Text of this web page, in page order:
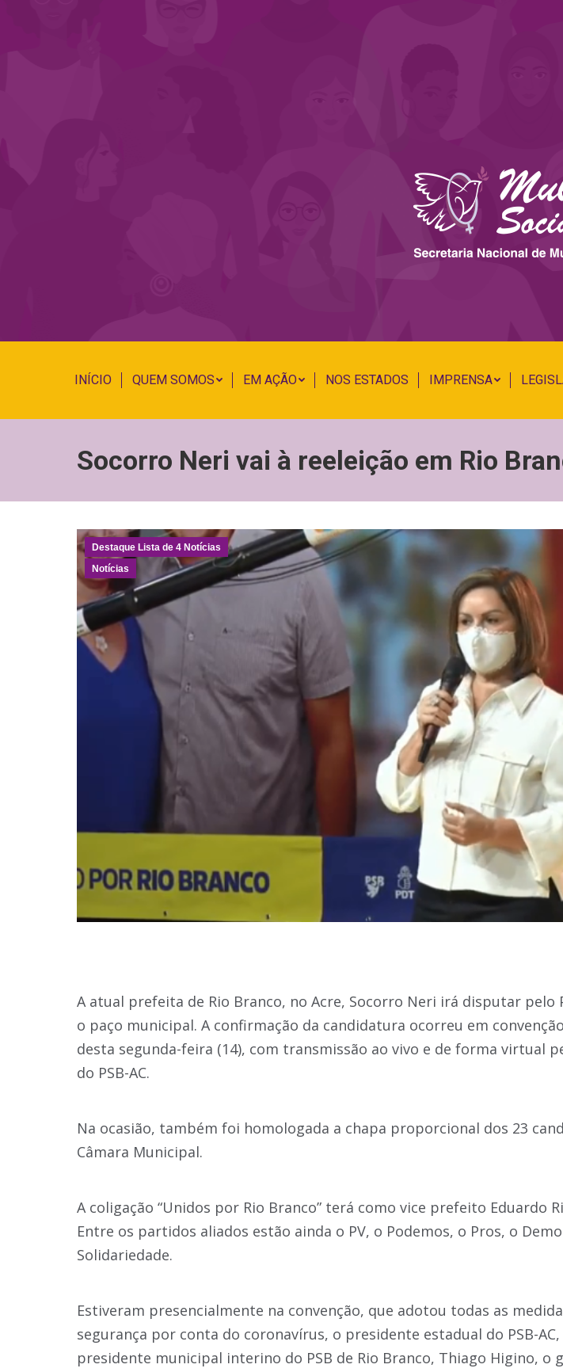
INÍCIO QUEM SOMOS EM AÇÃO NOS ESTADOS IMPRENSA
Socorro Neri vai à reeleição em Rio
Destaque Lista de 4 Notícias
Notícias
A atual prefeita de Rio Branco, no Acre, Socorro Neri irá disputar pelo
o paço municipal. A confirmação da candidatura ocorreu em
desta segunda-feira (14), com transmissão ao vivo e de forma virtual
do PSB-AC.
Na ocasião, também foi homologada a chapa proporcional dos 23
Câmara Municipal.
A coligação “Unidos por Rio Branco” terá como vice prefeito Eduardo
Entre os partidos aliados estão ainda o PV, o Podemos, o Pros, o
Solidariedade.
Estiveram presencialmente na convenção, que adotou todas as
segurança por conta do coronavírus, o presidente estadual do PSB-AC,
presidente municipal interino do PSB de Rio Branco, Thiago Higino, o